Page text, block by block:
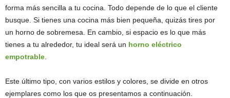
forma más sencilla a tu cocina. Todo depende de lo que el cliente
busque. Si tienes una cocina más bien pequeña, quizás tires por
un horno de sobremesa. En cambio, si espacio es lo que más
tienes a tu alrededor, tu ideal será un horno eléctrico
empotrable
Este último tipo, con varios estilos y colores, se divide en otros
ejemplares como los que os presentamos a continuación.